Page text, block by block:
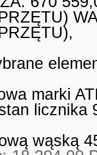
marki
licznika
wąską